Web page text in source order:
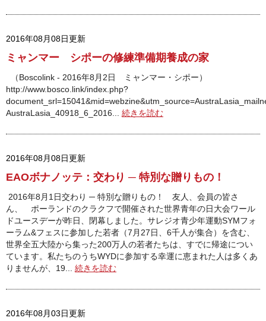
2016年08月08日更新
ミャンマー シポーの修練準備期養成の家
（Boscolink - 2016年8月2日 ミャンマー・シポー）
http://www.bosco.link/index.php?
AustraLasia_40918_6_2016... 続きを読む
2016年08月08日更新
EAOボナノッテ：交わり ─ 特別な贈りもの！
2016年8月1日交わり ─ 特別な贈りもの！ 友人、会員の皆さ
ん、 ポーランドのクラクフで開催された世界青年の日大会ワール
ドユースデーが昨日、閉幕しました。サレジオ青少年運動SYMフォ
ーラム&フェスに参加した若者（7月27日、6千人が集合）を含む、
世界全五大陸から集った200万人の若者たちは、すでに帰途につい
ています。私たちのうちWYDに参加する幸運に恵まれた人は多くあ
りませんが、19... 続きを読む
2016年08月03日更新